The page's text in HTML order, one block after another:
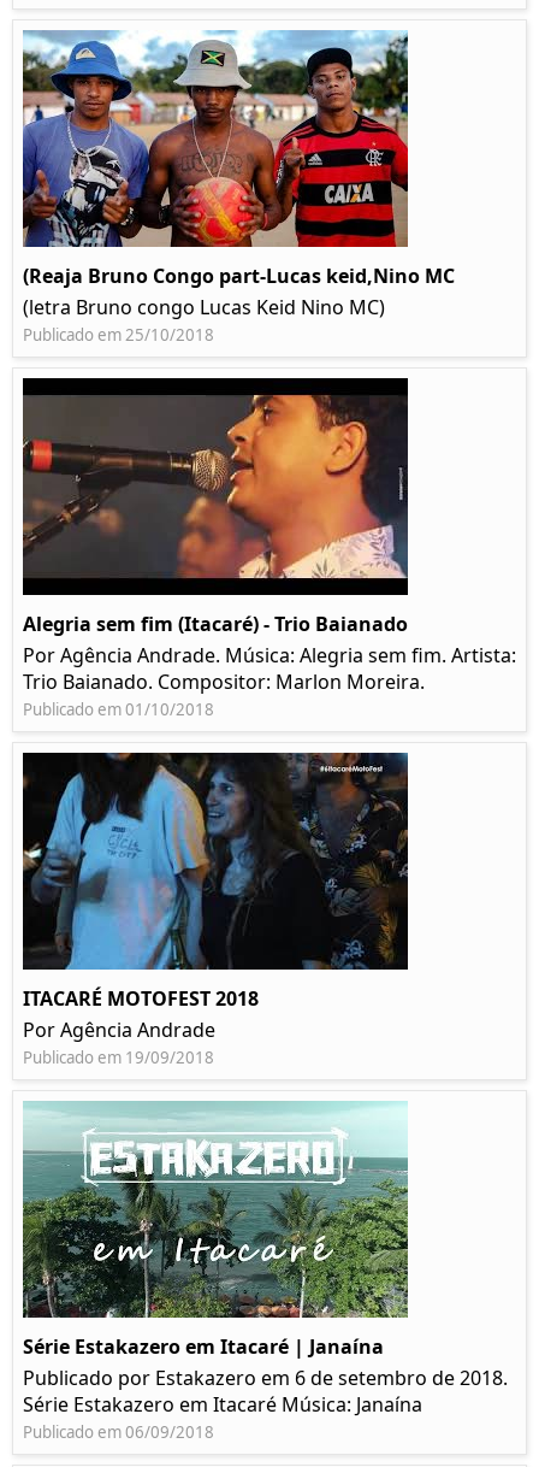
(Reaja Bruno Congo part-Lucas keid,Nino MC
(letra Bruno congo Lucas Keid Nino MC)
Publicado em 25/10/2018
Alegria sem fim (Itacaré) - Trio Baianado
Por Agência Andrade. Música: Alegria sem fim. Artista:
Trio Baianado. Compositor: Marlon Moreira.
Publicado em 01/10/2018
ITACARÉ MOTOFEST 2018
Por Agência Andrade
Publicado em 19/09/2018
Série Estakazero em Itacaré | Janaína
Publicado por Estakazero em 6 de setembro de 2018.
Série Estakazero em Itacaré Música: Janaína
Publicado em 06/09/2018